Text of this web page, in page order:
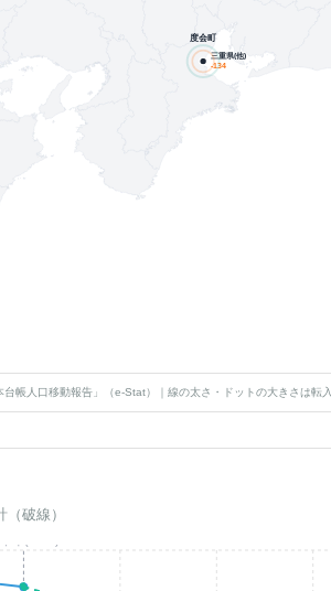
三重県(他)
-134
度会町
帳人口移動報告」（e-Stat）｜線の太さ・ドットの大きさは転
破線）